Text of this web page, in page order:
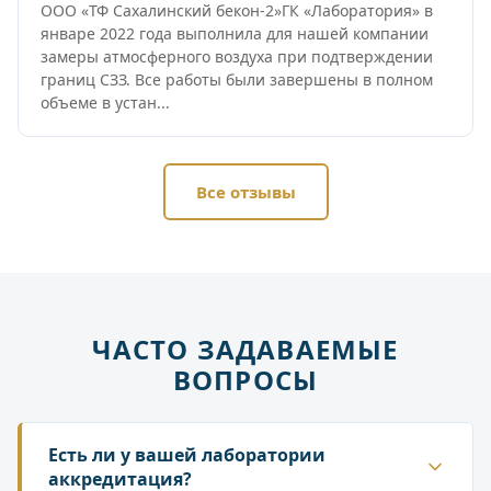
ООО «ТФ Сахалинский бекон-2»ГК «Лаборатория» в
январе 2022 года выполнила для нашей компании
замеры атмосферного воздуха при подтверждении
границ СЗЗ. Все работы были завершены в полном
объеме в устан...
Все отзывы
ЧАСТО ЗАДАВАЕМЫЕ
ВОПРОСЫ
Есть ли у вашей лаборатории
аккредитация?